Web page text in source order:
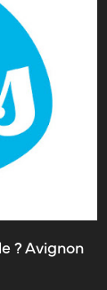
? Avignon